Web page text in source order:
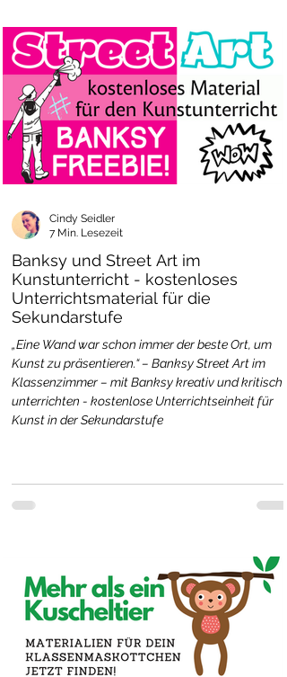
Banksy und Street Art im
Kunstunterricht - kostenloses
Unterrichtsmaterial für die
Sekundarstufe
„Eine Wand war schon immer der beste Ort, um
Kunst zu präsentieren.“ – Banksy Street Art im
Klassenzimmer – mit Banksy kreativ und kritisch
unterrichten - kostenlose Unterrichtseinheit für
Kunst in der Sekundarstufe
Cindy Seidler
7 Min. Lesezeit